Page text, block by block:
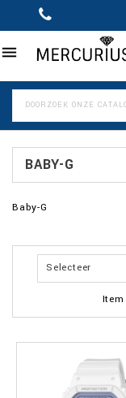

BABY-G
Baby-G
Selecteer